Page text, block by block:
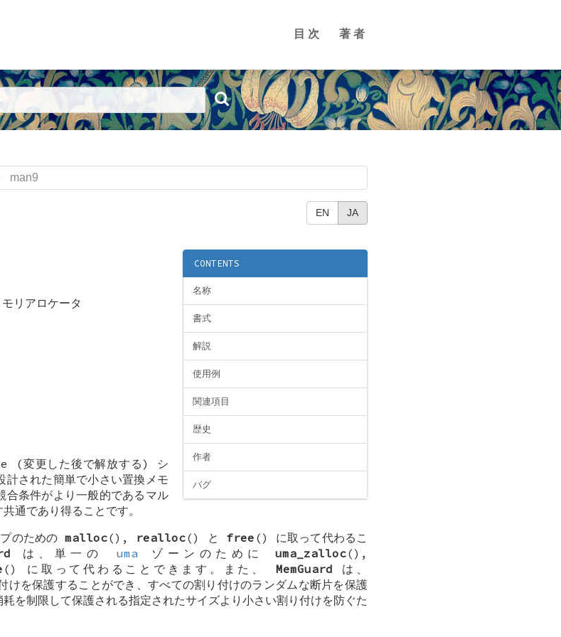
目次 著者
man9
EN JA
CONTENTS
名称
書式
解説
使用例
関連項目
歴史
作者
バグ
リアロケータ
更した後で解放する) シ
計された簡単で小さい置換メモ
合条件がより一般的であるマル
通であり得ることです。
のためのmalloc(), realloc() と free () に取って代わるこ
は、単一の uma ゾーンのためにuma_zalloc(),
() に取って代わることできます。また、 MemGuard は、
けを保護することができ、すべての割り付けのランダムな断片を保護
を制限して保護される指定されたサイズより小さい割り付けを防ぐた